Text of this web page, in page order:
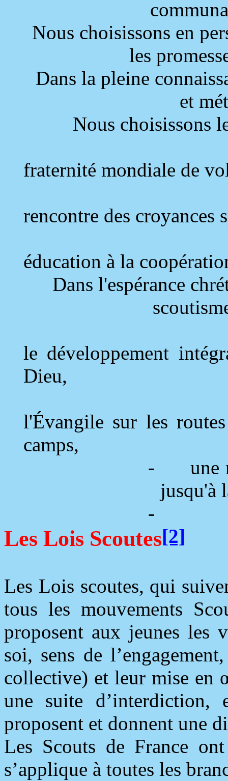
Nous choisissons en
les
Dans la pleine
et
Nous choisissons
fraternité mondiale de
rencontre des croyances
éducation à la
Dans l'espérance
le développement
Dieu,
l'Évangile sur les
camps,
-
une
jusqu'à
-
Les Lois Scoutes[2]
Les Lois scoutes, qui
tous les mouvements
proposent aux jeunes les
soi, sens de
collective) et leur mise en
une suite d’interdiction,
proposent et donnent une
Les Scouts de France
s’applique à toutes les